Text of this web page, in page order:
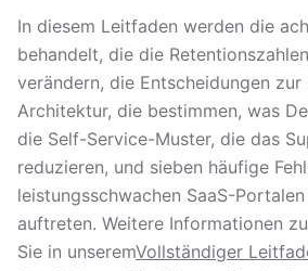
In diesem Leitfaden werden die
behandelt, die die
verändern, die Entscheidungen
Architektur, die bestimmen, was
die Self-Service-Muster, die das
reduzieren, und sieben häufige
leistungsschwachen SaaS-
auftreten. Weitere Informationen
Sie in unseremVollständiger